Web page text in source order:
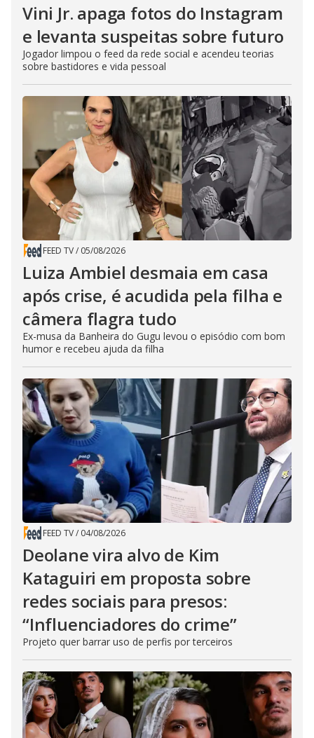
Vini Jr. apaga fotos do Instagram
e levanta suspeitas sobre futuro
Jogador limpou o feed da rede social e acendeu teorias
sobre bastidores e vida pessoal
FEED TV/ 05/08/2026
Luiza Ambiel desmaia em casa
após crise, é acudida pela filha e
câmera flagra tudo
Ex-musa da Banheira do Gugu levou o episódio com bom
humor e recebeu ajuda da filha
FEED TV/ 04/08/2026
Deolane vira alvo de Kim
Kataguiri em proposta sobre
redes sociais para presos:
“Influenciadores do crime”
Projeto quer barrar uso de perfis por terceiros